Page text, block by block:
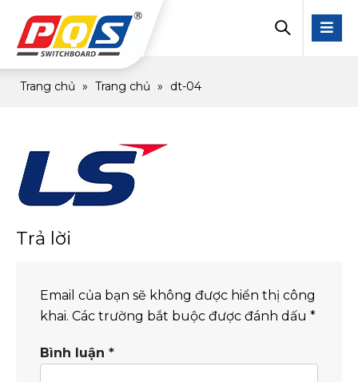
Trang chủ » Trang chủ » dt-04
Trả lời
Email của bạn sẽ không được hiển thị công
khai. Các trường bắt buộc được đánh dấu *
Bình luận *